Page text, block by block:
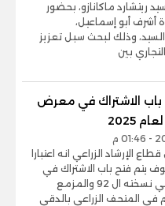
ريتشارد ماكانازو، بحضور
أبو إسماعيل،
وذلك لبحث سبل تعزيز
بين
باب الاشتراك في معرض
الإرشاد الزراعي انه اعتبارا
سوف يتم فتح باب الاشتراك في
معرض زهور الربيع في نسخته ال 92 والمزمع
في المتحف الزراعي بالدقي